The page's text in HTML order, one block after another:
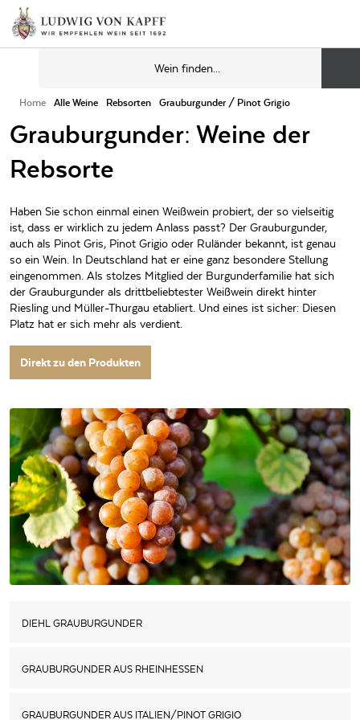
Home Alle Weine Rebsorten Grauburgunder / Pinot Grigio
Grauburgunder: Weine der
Rebsorte
Haben Sie schon einmal einen Weißwein probiert, der so vielseitig
ist, dass er wirklich zu jedem Anlass passt? Der Grauburgunder,
auch als Pinot Gris, Pinot Grigio oder Ruländer bekannt, ist genau
so ein Wein. In Deutschland hat er eine ganz besondere Stellung
eingenommen. Als stolzes Mitglied der Burgunderfamilie hat sich
der Grauburgunder als drittbeliebtester Weißwein direkt hinter
Riesling und Müller-Thurgau etabliert. Und eines ist sicher: Diesen
Platz hat er sich mehr als verdient.
Direkt zu den Produkten
DIEHL GRAUBURGUNDER
GRAUBURGUNDER AUS RHEINHESSEN
GRAUBURGUNDER AUS ITALIEN/PINOT GRIGIO